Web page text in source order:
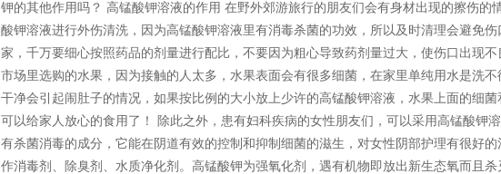
钾的其他作用吗？ 高锰酸钾溶液的作用 在野外郊游旅行的朋友们会有身材出现的擦伤的
酸钾溶液进行外伤清洗，因为高锰酸钾溶液里有消毒杀菌的功效，所以及时清理会避免
家，千万要细心按照药品的剂量进行配比，不要因为粗心导致药剂量过大，使伤口出现
市场里选购的水果，因为接触的人太多，水果表面会有很多细菌，在家里单纯用水是洗
干净会引起闹肚子的情况，如果按比例的大小放上少许的高锰酸钾溶液，水果上面的细
可以给家人放心的食用了！ 除此之外，患有妇科疾病的女性朋友们，可以采用高锰酸钾
有杀菌消毒的成分，它能在阴道有效的控制和抑制细菌的滋生，对女性阴部护理有很好
作消毒剂、除臭剂、水质净化剂。高锰酸钾为强氧化剂，遇有机物即放出新生态氧而且